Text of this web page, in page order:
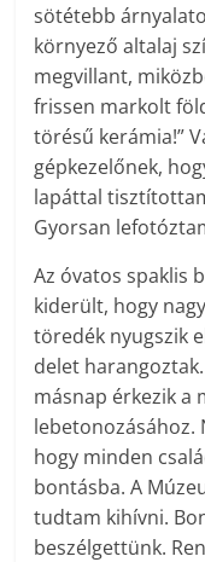
sötétebb
környező altalaj
megvillant,
frissen markolt
törésű kerámia!”
gépkezelőnek,
lapáttal
Gyorsan
Az óvatos spaklis
kiderült, hogy
töredék nyugszik
delet
másnap érkezik a
lebetonozásához.
hogy minden
bontásba. A
tudtam kihívni.
beszélgettünk.